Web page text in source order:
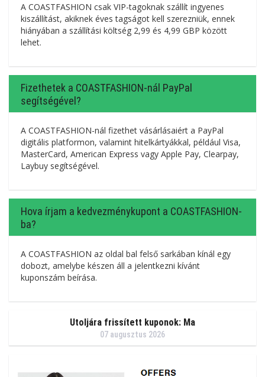
A COASTFASHION csak VIP-tagoknak szállít ingyenes
kiszállítást, akiknek éves tagságot kell szerezniük, ennek
hiányában a szállítási költség 2,99 és 4,99 GBP között
lehet.
Fizethetek a COASTFASHION-nál PayPal
segítségével?
A COASTFASHION-nál fizethet vásárlásaiért a PayPal
digitális platformon, valamint hitelkártyákkal, például Visa,
MasterCard, American Express vagy Apple Pay, Clearpay,
Laybuy segítségével.
Hova írjam a kedvezménykupont a COASTFASHION-
ba?
A COASTFASHION az oldal bal felső sarkában kínál egy
dobozt, amelybe készen áll a jelentkezni kívánt
kuponszám beírása.
Utoljára frissített kuponok: Ma
07 augusztus 2026